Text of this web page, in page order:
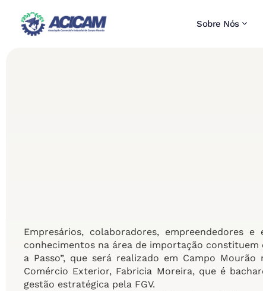
Sobre Nós
Empresários, colaboradores, empreendedores
conhecimentos na área de importação
a Passo”, que será realizado em Campo
Comércio Exterior, Fabricia Moreira, que é
gestão estratégica pela FGV.